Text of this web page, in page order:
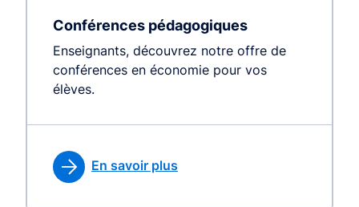
Conférences pédagogiques
Enseignants, découvrez notre offre de
conférences en économie pour vos
élèves.
En savoir plus